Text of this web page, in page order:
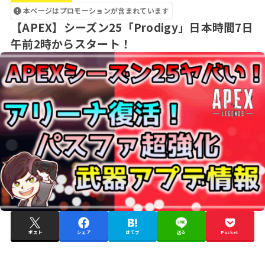
本ページはプロモーションが含まれています
【APEX】シーズン25「Prodigy」日本時間7日
午前2時からスタート！
ポスト シェア はてブ 送る Pocket